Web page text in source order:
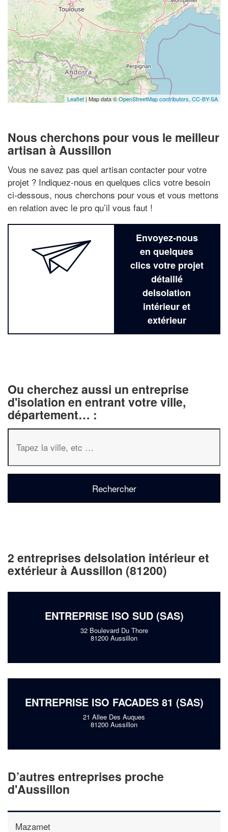
Leaflet | Map data ©OpenStreetMap contributors, CC-BY-SA
Nous cherchons pour vous le meilleur
artisan à Aussillon
Vous ne savez pas quel artisan contacter pour votre
projet ? Indiquez-nous en quelques clics votre besoin
ci-dessous, nous cherchons pour vous et vous mettons
en relation avec le pro qu’il vous faut !
Envoyez-nous
en quelques
clics votre projet
détaillé
deIsolation
intérieur et
extérieur
Ou cherchez aussi un entreprise
d'isolation en entrant votre ville,
département… :
2 entreprises deIsolation intérieur et
extérieur à Aussillon (81200)
ENTREPRISE ISO SUD (SAS)
32 Boulevard Du Thore
81200 Aussillon
ENTREPRISE ISO FACADES 81 (SAS)
21 Allee Des Auques
81200 Aussillon
D’autres entreprises proche
d'Aussillon
Mazamet